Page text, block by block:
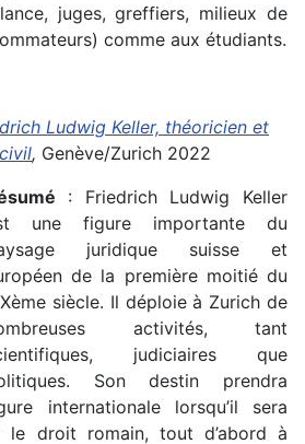
juges, greffiers, milieux de
comme aux étudiants.
Ludwig Keller, théoricien et
, Genève/Zurich 2022
: Friedrich Ludwig Keller
une figure importante du
juridique suisse et
de la première moitié du
siècle. Il déploie à Zurich de
activités, tant
judiciaires que
Son destin prendra
internationale lorsqu’il sera
le droit romain, tout d’abord à